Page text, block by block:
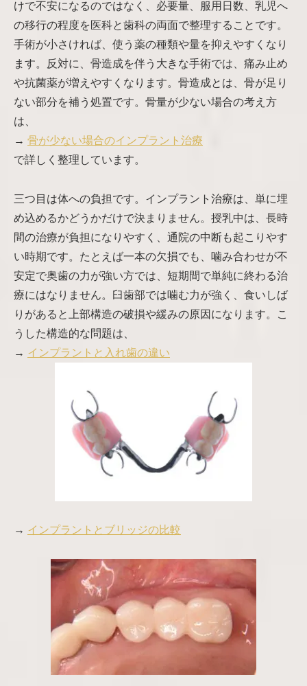
けで不安になるのではなく、必要量、服用日数、乳児へ
の移行の程度を医科と歯科の両面で整理することです。
手術が小さければ、使う薬の種類や量を抑えやすくなり
ます。反対に、骨造成を伴う大きな手術では、痛み止め
や抗菌薬が増えやすくなります。骨造成とは、骨が足り
ない部分を補う処置です。骨量が少ない場合の考え方
は、
→ 骨が少ない場合のインプラント治療
で詳しく整理しています。
三つ目は体への負担です。インプラント治療は、単に埋
め込めるかどうかだけで決まりません。授乳中は、長時
間の治療が負担になりやすく、通院の中断も起こりやす
い時期です。たとえば一本の欠損でも、噛み合わせが不
安定で奥歯の力が強い方では、短期間で単純に終わる治
療にはなりません。臼歯部では噛む力が強く、食いしば
りがあると上部構造の破損や緩みの原因になります。こ
うした構造的な問題は、
→ インプラントと入れ歯の違い
→ インプラントとブリッジの比較